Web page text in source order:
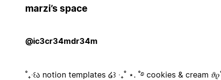
marzi’s space
@ic3cr34mdr34m
˚₊‧꒰ა notion templates ໒꒱ ‧₊˚ ⋆. ˚࿔ cookies & cream